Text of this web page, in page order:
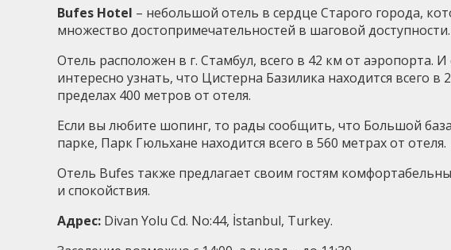
Bufes Hotel – небольшой отель в сердце Старого города,
множество достопримечательностей в шаговой доступности.
Отель расположен в г. Стамбул, всего в 42 км от аэропорта.
интересно узнать, что Цистерна Базилика находится всего
пределах 400 метров от отеля.
Если вы любите шопинг, то рады сообщить, что Большой
парке, Парк Гюльхане находится всего в 560 метрах от отеля.
Отель Bufes также предлагает своим гостям
и спокойствия.
Адрес: Divan Yolu Cd. No:44, İstanbul, Turkey.